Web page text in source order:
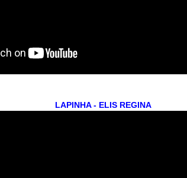
LAPINHA - ELIS REGINA